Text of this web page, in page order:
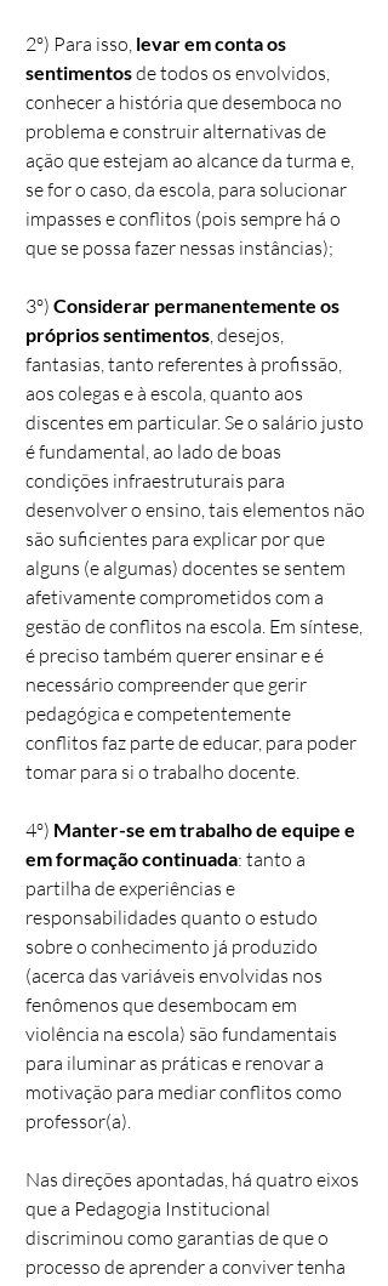
2º) Para isso, levar em conta os
sentimentosde todos os envolvidos,
conhecer a história que desemboca no
problema e construir alternativas de
ação que estejam ao alcance da turma e,
se for o caso, da escola, para solucionar
impasses e conflitos (pois sempre há o
que se possa fazer nessas instâncias);
3º) Considerar permanentemente os
próprios sentimentos, desejos,
fantasias, tanto referentes à profissão,
aos colegas e à escola, quanto aos
discentes em particular. Se o salário justo
é fundamental, ao lado de boas
condições infraestruturais para
desenvolver o ensino, tais elementos não
são suficientes para explicar por que
alguns (e algumas) docentes se sentem
afetivamente comprometidos com a
gestão de conflitos na escola. Em síntese,
é preciso também querer ensinar e é
necessário compreender que gerir
pedagógica e competentemente
conflitos faz parte de educar, para poder
tomar para si o trabalho docente.
4º) Manter-se em trabalho de equipe e
em formação continuada: tanto a
partilha de experiências e
responsabilidades quanto o estudo
sobre o conhecimento já produzido
(acerca das variáveis envolvidas nos
fenômenos que desembocam em
violência na escola) são fundamentais
para iluminar as práticas e renovar a
motivação para mediar conflitos como
professor(a).
Nas direções apontadas, há quatro eixos
que a Pedagogia Institucional
discriminou como garantias de que o
processo de aprender a conviver tenha